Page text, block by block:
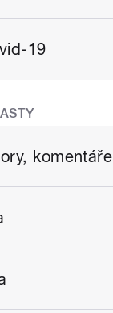
19
komentáře